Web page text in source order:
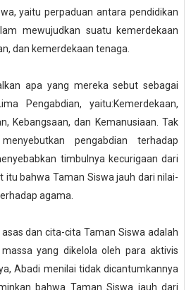
yaitu perpaduan antara pendidikan
mewujudkan suatu kemerdekaan
dan kemerdekaan tenaga.
apa yang mereka sebut sebagai
Pengabdian, yaitu:Kemerdekaan,
Kebangsaan, dan Kemanusiaan. Tak
pengabdian terhadap
timbulnya kecurigaan dari
itu bahwa Taman Siswa jauh dari nilai-
agama.
dan cita-cita Taman Siswa adalah
yang dikelola oleh para aktivis
Abadi menilai tidak dicantumkannya
bahwa Taman Siswa jauh dari